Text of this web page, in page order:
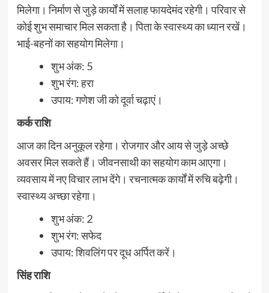
मिलेगा। निर्माण से जुड़े कार्यों में सलाह फायदेमंद रहेगी। परिवार से
कोई शुभ समाचार मिल सकता है। पिता के स्वास्थ्य का ध्यान रखें।
भाई-बहनों का सहयोग मिलेगा।
शुभ अंक: 5
शुभ रंग: हरा
उपाय: गणेश जी को दूर्वा चढ़ाएं।
कर्क राशि
आज का दिन अनुकूल रहेगा। रोजगार और आय से जुड़े अच्छे
अवसर मिल सकते हैं। जीवनसाथी का सहयोग काम आएगा।
व्यवसाय में नए विचार लाभ देंगे। रचनात्मक कार्यों में रुचि बढ़ेगी।
स्वास्थ्य अच्छा रहेगा।
शुभ अंक: 2
शुभ रंग: सफेद
उपाय: शिवलिंग पर दूध अर्पित करें।
सिंह राशि